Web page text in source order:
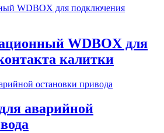
WDBOX для
калитки
аварийной